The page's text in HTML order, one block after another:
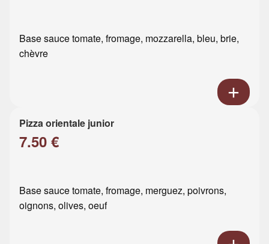
Base sauce tomate, fromage, mozzarella, bleu, brie,
chèvre
Pizza orientale junior
7.50 €
Base sauce tomate, fromage, merguez, poivrons,
oignons, olives, oeuf